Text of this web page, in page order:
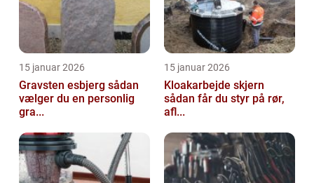
15 januar 2026
Gravsten esbjerg sådan
vælger du en personlig
gra...
15 januar 2026
Kloakarbejde skjern
sådan får du styr på rør,
afl...